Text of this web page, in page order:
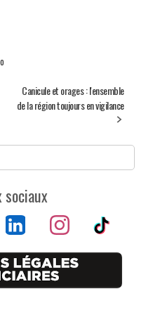
Canicule et orages : l'ensemble
de la région toujours en vigilance
sociaux